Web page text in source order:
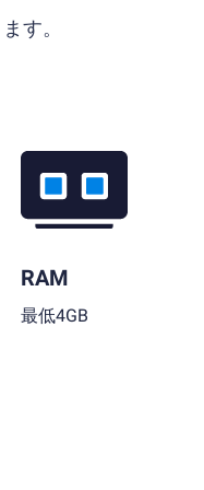
す。
RAM
最低4GB